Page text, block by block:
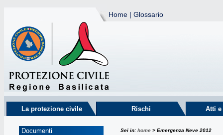
Home | Glossario
La protezione civile Rischi Atti
Documenti
Sei in: home > Emergenza Neve 2012